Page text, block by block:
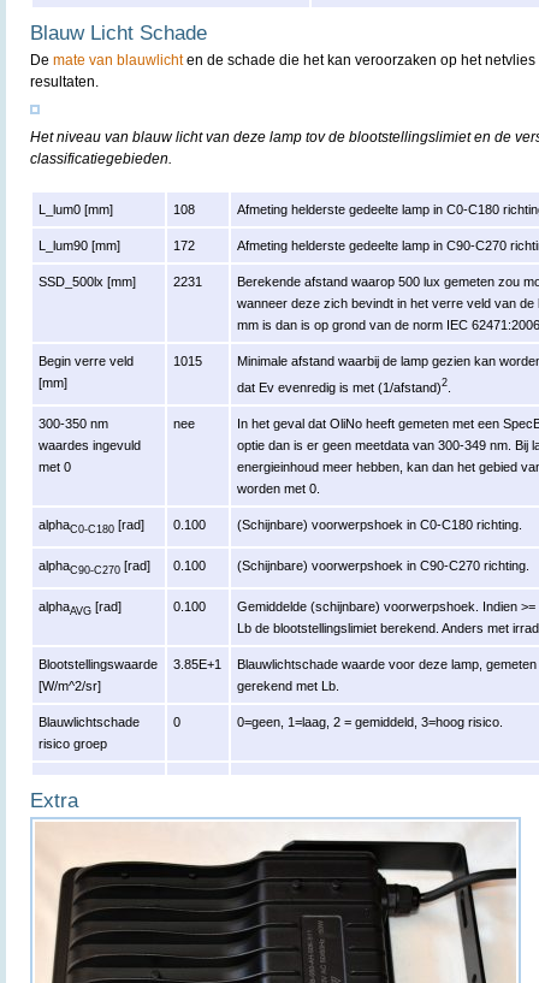
Blauw Licht Schade
De mate van blauwlichten de schade die het kan veroorzaken op het
resultaten.
Het niveau van blauw licht van deze lamp tov de blootstellingslimiet en de
classificatiegebieden.
L_lum0 [mm] 108 Afmeting helderste gedeelte lamp in C0-C180
L_lum90 [mm] 172 Afmeting helderste gedeelte lamp in C90-C270
SSD_500lx [mm] 2231
Berekende afstand waarop 500 lux gemeten zou
wanneer deze zich bevindt in het verre veld van
mm is dan is op grond van de norm IEC
Begin verre veld
[mm]
1015
Minimale afstand waarbij de lamp gezien kan
dat Ev evenredig is met (1/afstand)2
300-350 nm
waardes ingevuld
met 0
nee
In het geval dat OliNo heeft gemeten met een
optie dan is er geen meetdata van 300-349 nm. Bij
energieinhoud meer hebben, kan dan het gebied
worden met 0.
alphaC0-C180 [rad] 0.100 (Schijnbare) voorwerpshoek in C0-C180 richting.
alphaC90-C270 [rad] 0.100 (Schijnbare) voorwerpshoek in C90-C270 richting.
alphaAVG [rad] 0.100
Gemiddelde (schijnbare) voorwerpshoek. Indien
Lb de blootstellingslimiet berekend. Anders met
Blootstellingswaarde
[W/m^2/sr]
3.85E+1
Blauwlichtschade waarde voor deze lamp,
gerekend met Lb.
Blauwlichtschade
risico groep
0 0=geen, 1=laag, 2 = gemiddeld, 3=hoog risico.
Extra